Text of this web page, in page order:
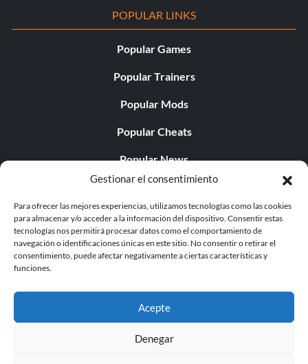
Gestionar el consentimiento
Para ofrecer las mejores experiencias, utilizamos tecnologías como las cookies
para almacenar y/o acceder a la información del dispositivo. Consentir estas
tecnologías nos permitirá procesar datos como el comportamiento de
navegación o identificaciones únicas en este sitio. No consentir o retirar el
consentimiento, puede afectar negativamente a ciertas características y
funciones.
Acepte
Denegar
POPULAR LINKS
Popular Games
Popular Trainers
Popular Mods
Popular Cheats
Popular News
Popular Editorials
Popular Free Games
LATEST UPDATES